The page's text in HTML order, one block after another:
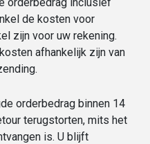
de kosten voor
zijn voor uw rekening.
afhankelijk zijn van
orderbedrag binnen 14
terugstorten, mits het
is. U blijft